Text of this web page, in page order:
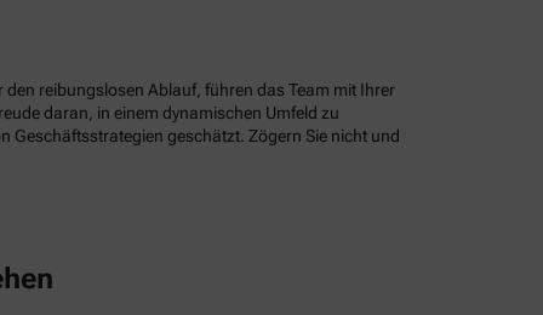
reibungslosen Ablauf, führen das Team mit Ihrer
daran, in einem dynamischen Umfeld zu
Geschäftsstrategien geschätzt. Zögern Sie nicht und